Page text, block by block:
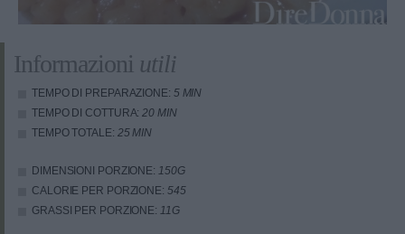
Informazioni utili
TEMPO DI PREPARAZIONE: 5 MIN
TEMPO DI COTTURA:20 MIN
TEMPO TOTALE: 25 MIN
DIMENSIONI PORZIONE: 150G
CALORIE PER PORZIONE: 545
GRASSI PER PORZIONE: 11G